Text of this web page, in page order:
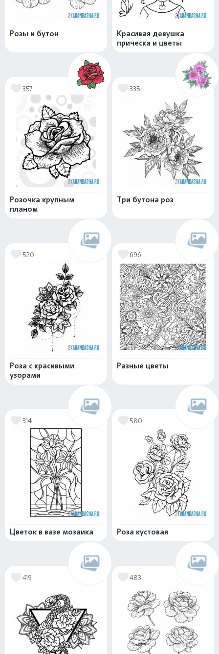
Розы и бутон
Красивая девушка
прическа и цветы
357
Розочка крупным
планом
335
Три бутона роз
520
Роза с красивыми
узорами
696
Разные цветы
314
Цветок в вазе мозаика
580
Роза кустовая
419 483